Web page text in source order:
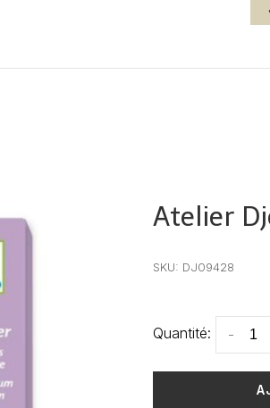
Atelier
SKU: DJ09428
Quantité: -